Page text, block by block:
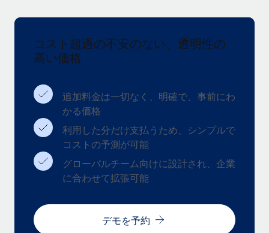
法人設立
移住・転勤
福利厚生
従業員の福利厚生を簡単に管理
税務
Remoteの製品アップデート：GustoとXeroの統合お
よびContractor Management Plus（契約社員管理
プラス）
Remoteの使命は、世界のどこにいても、あらゆる規模の企業が
ることです。この数週間で、新しい統合、機能、改良点をリリー
スしました。...
コスト超過の不安のない、透明性の
高い価格
追加料金は一切なく、明確で、事前にわ
かる価格
利用した分だけ支払うため、シンプルで
コストの予測が可能
グローバルチーム向けに設計され、企業
に合わせて拡張可能
デモを予約